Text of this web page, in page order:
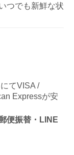
つでも新鮮な状
てVISA /
Expressが安
便振替・LINE